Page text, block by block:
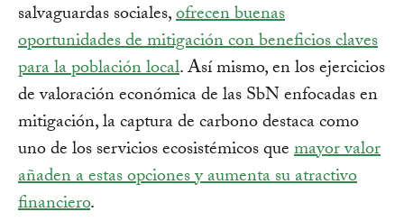
salvaguardas sociales,ofrecen buenas
oportunidades de mitigación con beneficios claves
para la población local. Así mismo, en los ejercicios
de valoración económica de las SbN enfocadas en
mitigación, la captura de carbono destaca como
uno de los servicios ecosistémicos quemayor valor
añaden a estas opciones y aumenta su atractivo
financiero.